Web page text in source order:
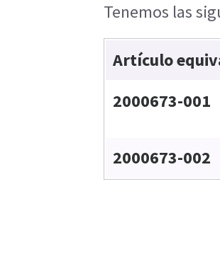
Tenemos las
Artículo
2000673-001
2000673-002